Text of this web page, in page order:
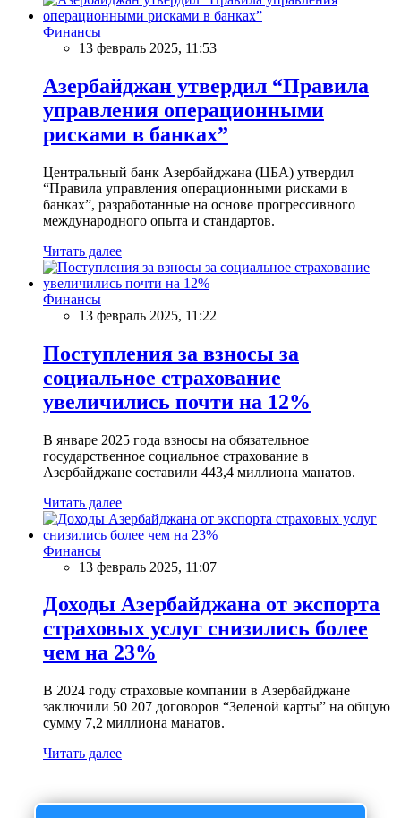
Финансы
13 февраль 2025, 11:53
Азербайджан утвердил “Правила
управления операционными
рисками в банках”
Центральный банк Азербайджана (ЦБА) утвердил
“Правила управления операционными рисками в
банках”, разработанные на основе прогрессивного
международного опыта и стандартов.
Читать далее
Финансы
13 февраль 2025, 11:22
Поступления за взносы за
социальное страхование
увеличились почти на 12%
В январе 2025 года взносы на обязательное
государственное социальное страхование в
Азербайджане составили 443,4 миллиона манатов.
Читать далее
Финансы
13 февраль 2025, 11:07
Доходы Азербайджана от экспорта
страховых услуг снизились более
чем на 23%
В 2024 году страховые компании в Азербайджане
заключили 50 207 договоров “Зеленой карты” на общую
сумму 7,2 миллиона манатов.
Читать далее